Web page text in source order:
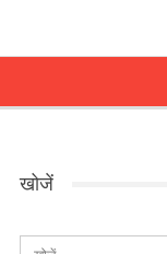
खोजें